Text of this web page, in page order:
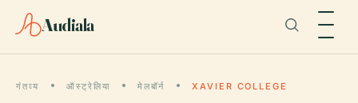
Audiala
गंतव्य ऑस्ट्रेलिया मेलबॉर्न XAVIER COLLEGE